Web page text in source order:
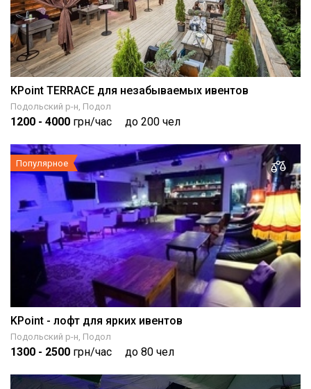
KPoint TERRACE для незабываемых ивентов
Подольский р-н, Подол
1200 - 4000 грн/час до 200 чел
Популярное
KPoint - лофт для ярких ивентов
Подольский р-н, Подол
1300 - 2500 грн/час до 80 чел